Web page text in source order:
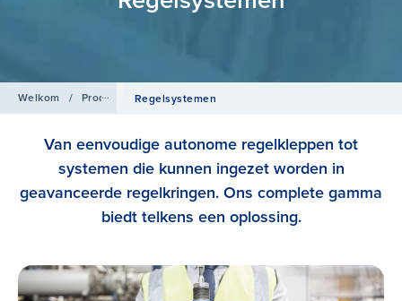
Welkom / ProductenRegelsystemen
Van eenvoudige autonome regelkleppen tot
systemen die kunnen ingezet worden in
geavanceerde regelkringen. Ons complete gamma
biedt telkens een oplossing.